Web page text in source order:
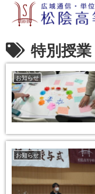
特別授業
お知らせ
お知らせ